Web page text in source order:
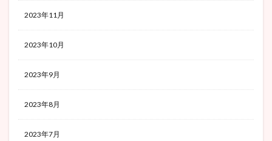
2023年11月
2023年10月
2023年9月
2023年8月
2023年7月